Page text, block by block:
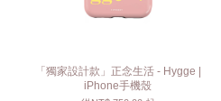
「獨家設計款」正念生活 - Hygge |
iPhone手機殼